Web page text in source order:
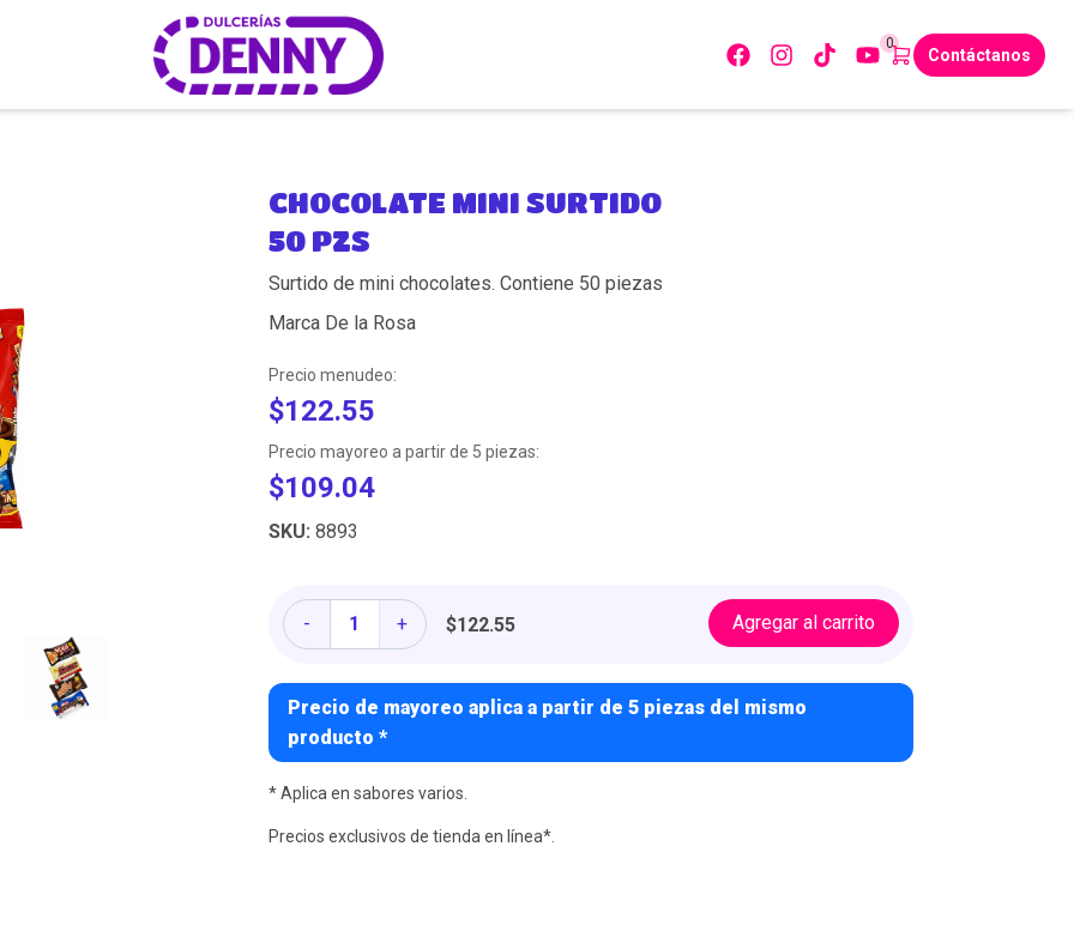
Contáctanos
0
CHOCOLATE MINI SURTIDO
50 PZS
Surtido de mini chocolates. Contiene 50 piezas
Marca De la Rosa
Precio menudeo:
$122.55
Precio mayoreo a partir de 5 piezas:
$109.04
SKU: 8893
-
Cantidad + $122.55 Agregar al carrito
Precio de mayoreo aplica a partir de 5 piezas del mismo
producto *
* Aplica en sabores varios.
Precios exclusivos de tienda en línea*.